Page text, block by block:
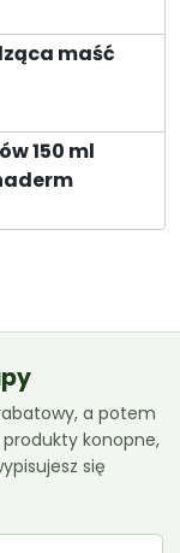
maść
150 ml
a potem
konopne,
się